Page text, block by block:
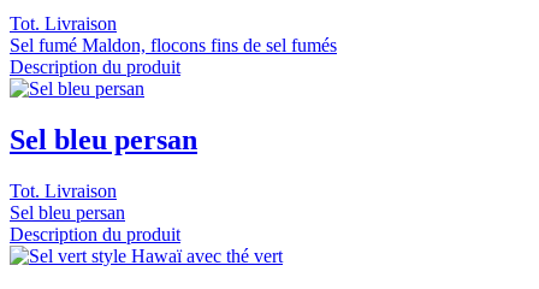
Tot. Livraison
Sel fumé Maldon, flocons fins de sel fumés
Description du produit
Sel bleu persan
Tot. Livraison
Sel bleu persan
Description du produit